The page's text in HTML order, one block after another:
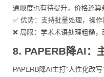
通顺度也有待提升，价格还算
✅ 优势：支持批量处理，操
❌ 局限：学术术语处理粗糙
8. PAPERB降AI：
PAPERB降AI主打“人性化改